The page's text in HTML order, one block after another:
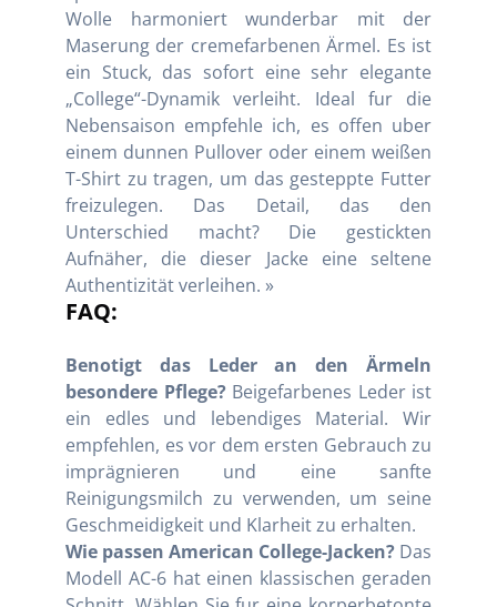
Wolle harmoniert wunderbar mit der
Maserung der cremefarbenen Ärmel. Es ist
ein Stuck, das sofort eine sehr elegante
„College“-Dynamik verleiht. Ideal fur die
Nebensaison empfehle ich, es offen uber
einem dunnen Pullover oder einem weißen
T-Shirt zu tragen, um das gesteppte Futter
freizulegen. Das Detail, das den
Unterschied macht? Die gestickten
Aufnäher, die dieser Jacke eine seltene
Authentizität verleihen. »
FAQ:
Benotigt das Leder an den Ärmeln
besondere Pflege?Beigefarbenes Leder ist
ein edles und lebendiges Material. Wir
empfehlen, es vor dem ersten Gebrauch zu
imprägnieren und eine sanfte
Reinigungsmilch zu verwenden, um seine
Geschmeidigkeit und Klarheit zu erhalten.
Wie passen American College-Jacken? Das
Modell AC-6 hat einen klassischen geraden